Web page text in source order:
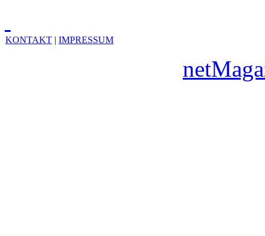
KONTAKT | IMPRESSUM